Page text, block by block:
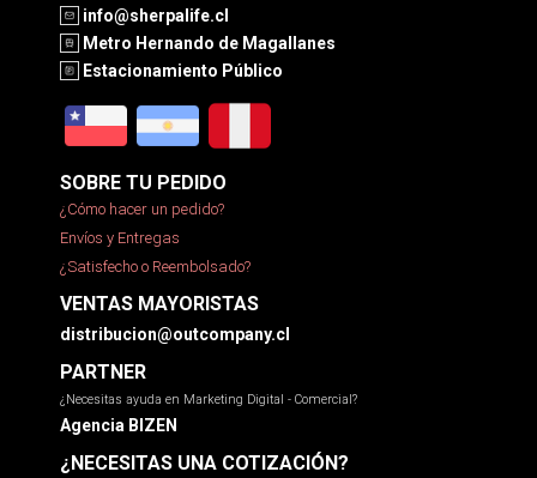
info@sherpalife.cl
Metro Hernando de Magallanes
Estacionamiento Público
SOBRE TU PEDIDO
¿Cómo hacer un pedido?
Envíos y Entregas
¿Satisfecho o Reembolsado?
VENTAS MAYORISTAS
distribucion@outcompany.cl
PARTNER
¿Necesitas ayuda en Marketing Digital - Comercial?
Agencia BIZEN
¿NECESITAS UNA COTIZACIÓN?